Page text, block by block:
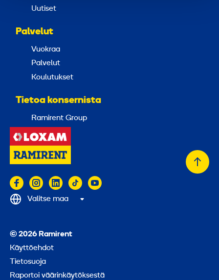
Uutiset
Palvelut
Vuokraa
Palvelut
Koulutukset
Tietoa konsernista
Ramirent Group
© 2026 Ramirent
Käyttöehdot
Tietosuoja
Raportoi väärinkäytöksestä
Valitse maa